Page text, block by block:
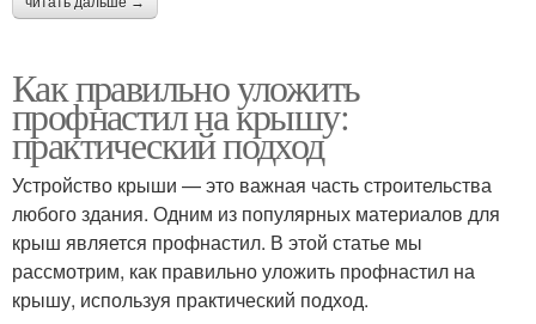
Как правильно уложить
профнастил на крышу:
практический подход
Устройство крыши — это важная часть строительства
любого здания. Одним из популярных материалов для
крыш является профнастил. В этой статье мы
рассмотрим, как правильно уложить профнастил на
крышу, используя практический подход.